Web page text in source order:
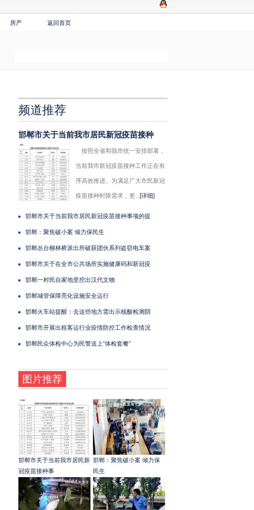
房产 返回首页
频道推荐
邯郸市关于当前我市居民新冠疫苗接种
按照全省和我市统一安排部署，
当前我市新冠疫苗接种工作正在有
序高效推进。为满足广大市民新冠
疫苗接种时限需求，更...[详细]
邯郸市关于当前我市居民新冠疫苗接种事项的提
邯郸：聚焦破小案 倾力保民生
邯郸丛台柳林桥派出所破获团伙系列盗窃电车案
邯郸市关于在全市公共场所实施健康码和新冠疫
邯郸一村民自家地里挖出汉代文物
邯郸城管保障亮化设施安全运行
邯郸火车站提醒：去这些地方需出示核酸检测阴
邯郸市开展出租客运行业疫情防控工作检查情况
邯郸民众体检中心为民警送上“体检套餐”
图片推荐
邯郸市关于当前我市居民新
冠疫苗接种事
邯郸：聚焦破小案 倾力保
民生